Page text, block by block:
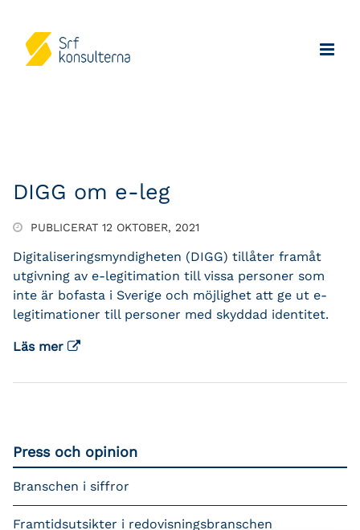
DIGG om e-leg
PUBLICERAT 12 OKTOBER, 2021
Digitaliseringsmyndigheten (DIGG) tillåter framåt
utgivning av e-legitimation till vissa personer som
inte är bofasta i Sverige och möjlighet att ge ut e-
legitimationer till personer med skyddad identitet.
Läs mer
Press och opinion
Branschen i siffror
Framtidsutsikter i redovisningsbranschen